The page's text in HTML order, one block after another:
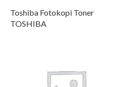
Toshiba Fotokopi Toner
TOSHIBA